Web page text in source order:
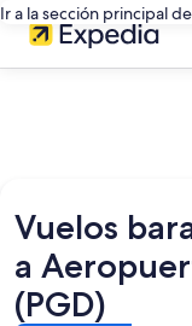
Ir a la sección principal
Vuelos
a
(PGD)